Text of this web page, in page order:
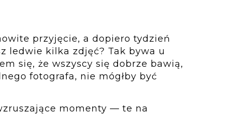
przyjęcie, a dopiero tydzień
ledwie kilka zdjęć? Tak bywa u
się, że wszyscy się dobrze bawią,
fotografa, nie mógłby być
momenty — te na